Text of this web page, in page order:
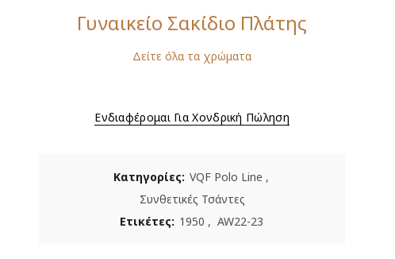
Γυναικείο Σακίδιο Πλάτης
Δείτε όλα τα χρώματα
Ενδιαφέρομαι Για Χονδρική Πώληση
Κατηγορίες: VQF Polo Line ,
Συνθετικές Τσάντες
Ετικέτες: 1950 , AW22-23